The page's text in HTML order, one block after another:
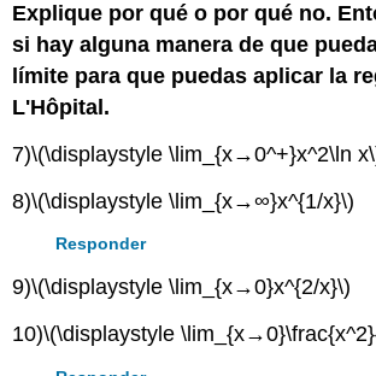
Explique por qué o por qué no.
si hay alguna manera de que
límite para que puedas aplicar la
L'Hôpital.
7)\(\displaystyle \lim_{x→0^+}x^2\ln
8)\(\displaystyle \lim_{x→∞}x^{1/x}\)
Responder
9)\(\displaystyle \lim_{x→0}x^{2/x}\)
10)\(\displaystyle